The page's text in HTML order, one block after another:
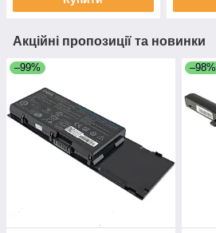
Акційні пропозиції та новинки
–99% –98%